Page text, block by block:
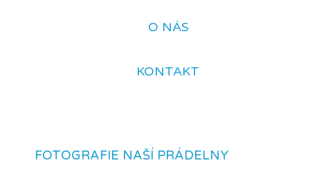
O NÁS
KONTAKT
FOTOGRAFIE NAŠÍ PRÁDELNY